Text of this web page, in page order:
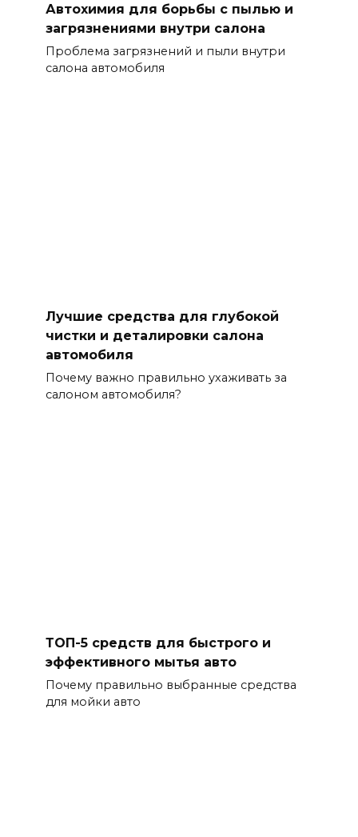
Автохимия для борьбы с пылью и
загрязнениями внутри салона
Проблема загрязнений и пыли внутри
салона автомобиля
Лучшие средства для глубокой
чистки и деталировки салона
автомобиля
Почему важно правильно ухаживать за
салоном автомобиля?
ТОП-5 средств для быстрого и
эффективного мытья авто
Почему правильно выбранные средства
для мойки авто